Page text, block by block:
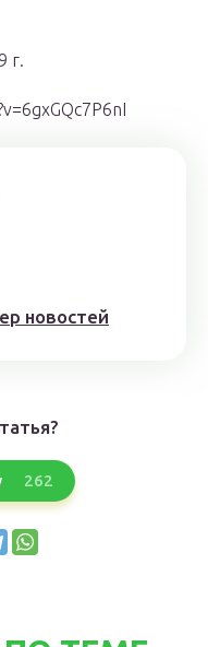
г.
новостей
262